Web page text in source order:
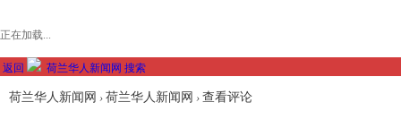
正在加载...
返回 荷兰华人新闻网 搜索
荷兰华人新闻网 › 荷兰华人新闻网 › 查看评论